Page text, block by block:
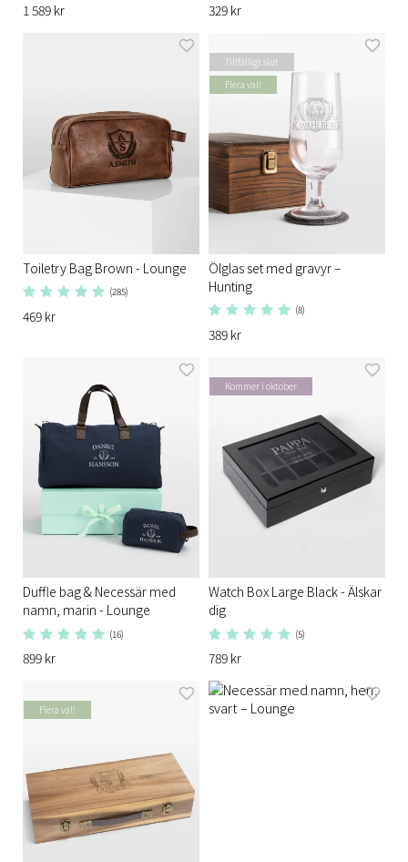
1 589 kr 329 kr
Toiletry Bag Brown - Lounge
(285)
469 kr
Tillfälligt slut
Flera val!
Ölglas set med gravyr –
Hunting
(8)
389 kr
Duffle bag & Necessär med
namn, marin - Lounge
(16)
899 kr
Kommer i oktober
Watch Box Large Black - Älskar
dig
(5)
789 kr
Flera val!